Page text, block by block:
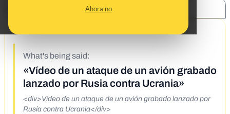
Ahora no
2/24/22
What's being said:
«Vídeo de un ataque de un avión grabado
lanzado por Rusia contra Ucrania»
<div>Vídeo de un ataque de un avión grabado lanzado por
Rusia contra Ucrania</div>